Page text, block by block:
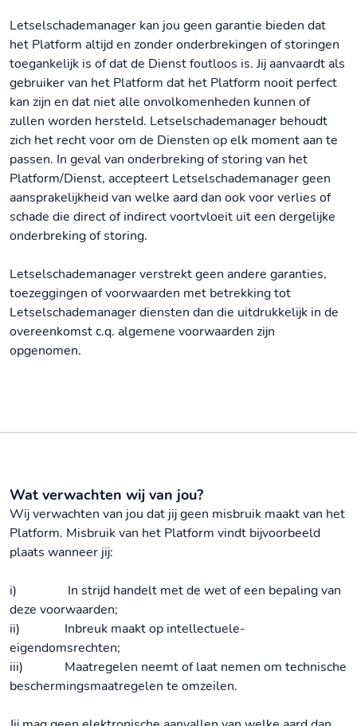
Letselschademanager kan jou geen garantie bieden dat
het Platform altijd en zonder onderbrekingen of storingen
toegankelijk is of dat de Dienst foutloos is. Jij aanvaardt als
gebruiker van het Platform dat het Platform nooit perfect
kan zijn en dat niet alle onvolkomenheden kunnen of
zullen worden hersteld. Letselschademanager behoudt
zich het recht voor om de Diensten op elk moment aan te
passen. In geval van onderbreking of storing van het
Platform/Dienst, accepteert Letselschademanager geen
aansprakelijkheid van welke aard dan ook voor verlies of
schade die direct of indirect voortvloeit uit een dergelijke
onderbreking of storing.
Letselschademanager verstrekt geen andere garanties,
toezeggingen of voorwaarden met betrekking tot
Letselschademanager diensten dan die uitdrukkelijk in de
overeenkomst c.q. algemene voorwaarden zijn
opgenomen.
Wat verwachten wij van jou?
Wij verwachten van jou dat jij geen misbruik maakt van het
Platform. Misbruik van het Platform vindt bijvoorbeeld
plaats wanneer jij:
i) In strijd handelt met de wet of een bepaling van
deze voorwaarden;
ii) Inbreuk maakt op intellectuele-
eigendomsrechten;
iii) Maatregelen neemt of laat nemen om technische
beschermingsmaatregelen te omzeilen.